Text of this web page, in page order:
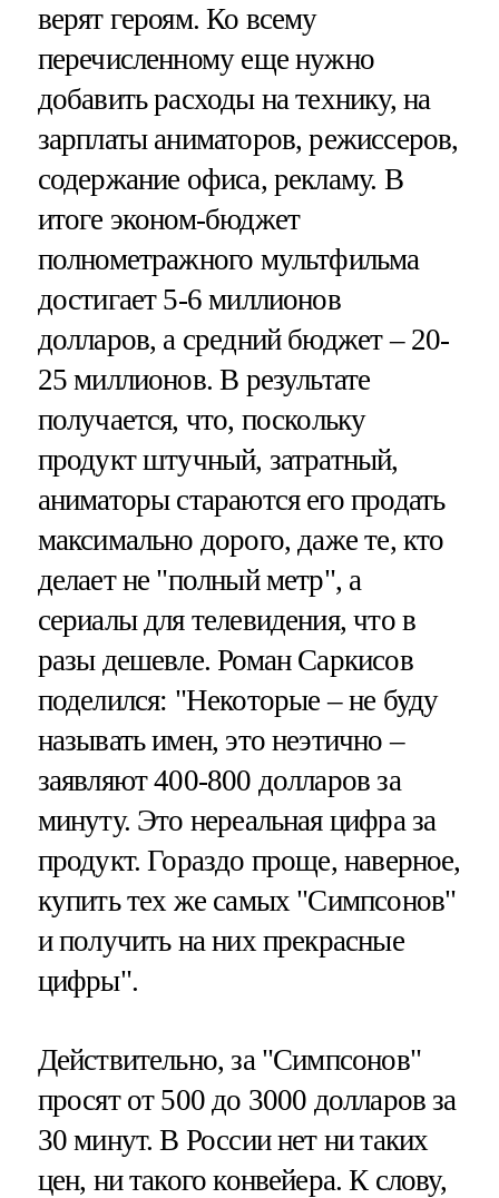
верят героям. Ко всему
перечисленному еще нужно
добавить расходы на технику, на
зарплаты аниматоров, режиссеров,
содержание офиса, рекламу. В
итоге эконом-бюджет
полнометражного мультфильма
достигает 5-6 миллионов
долларов, а средний бюджет – 20-
25 миллионов. В результате
получается, что, поскольку
продукт штучный, затратный,
аниматоры стараются его продать
максимально дорого, даже те, кто
делает не "полный метр", а
сериалы для телевидения, что в
разы дешевле. Роман Саркисов
поделился: "Некоторые – не буду
называть имен, это неэтично –
заявляют 400-800 долларов за
минуту. Это нереальная цифра за
продукт. Гораздо проще, наверное,
купить тех же самых "Симпсонов"
и получить на них прекрасные
цифры".
Действительно, за "Симпсонов"
просят от 500 до 3000 долларов за
30 минут. В России нет ни таких
цен, ни такого конвейера. К слову,